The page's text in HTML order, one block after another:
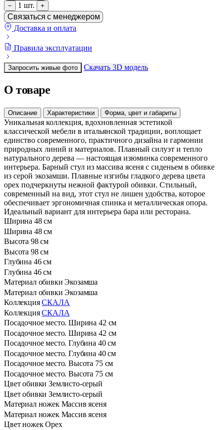
−
1 шт. +
Связаться с менеджером
Доставка и оплата
Правила эксплуатации
Запросить живые фото Скачать 3D модель
О товаре
Описание Характеристики Форма, цвет и габариты
Уникальная коллекция, вдохновленная эстетикой
классической мебели в итальянской традиции, воплощает
единство современного, практичного дизайна и гармонии
природных линий и материалов. Плавный силуэт и тепло
натурального дерева — настоящая изюминка современного
интерьера. Барный стул из массива ясеня с сиденьем в обивке
из серой экозамши. Плавные изгибы гладкого дерева цвета
орех подчеркнуты нежной фактурой обивки. Стильный,
современный на вид, этот стул не лишен удобства, которое
обеспечивает эргономичная спинка и металлическая опора.
Идеальный вариант для интерьера бара или ресторана.
Ширина 48 см
Ширина 48 см
Высота 98 см
Высота 98 см
Глубина 46 см
Глубина 46 см
Материал обивки Экозамша
Материал обивки Экозамша
Коллекция СКАЛА
Коллекция СКАЛА
Посадочное место. Ширина 42 см
Посадочное место. Ширина 42 см
Посадочное место. Глубина 40 см
Посадочное место. Глубина 40 см
Посадочное место. Высота 75 см
Посадочное место. Высота 75 см
Цвет обивки Землисто-серый
Цвет обивки Землисто-серый
Материал ножек Массив ясеня
Материал ножек Массив ясеня
Цвет ножек Орех